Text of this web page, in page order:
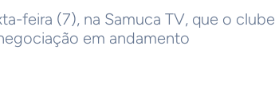
feira (7), na Samuca TV, que o clube
em andamento